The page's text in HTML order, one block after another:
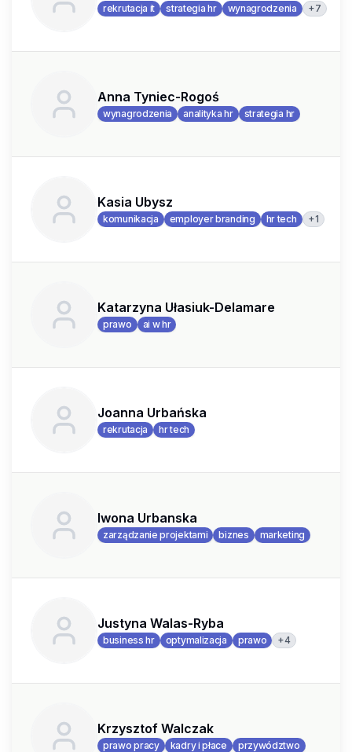
rekrutacja it strategia hr wynagrodzenia +7
Anna Tyniec-Rogoś
wynagrodzenia analityka hr strategia hr
Kasia Ubysz
komunikacja employer branding hr tech +1
Katarzyna Ułasiuk-Delamare
prawo ai w hr
Joanna Urbańska
rekrutacja hr tech
Iwona Urbanska
zarządzanie projektami biznes marketing
Justyna Walas-Ryba
business hr optymalizacja prawo +4
Krzysztof Walczak
prawo pracy kadry i płace przywództwo